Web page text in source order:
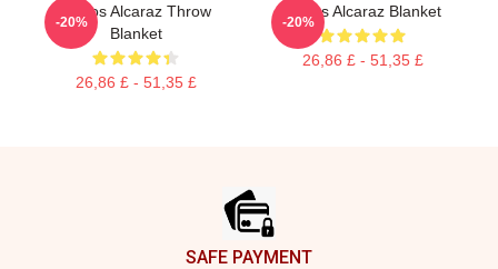
Carlos Alcaraz Throw
Blanket
26,86 £ - 51,35 £
-20%
Carlos Alcaraz Blanket
26,86 £ - 51,35 £
-20%
SAFE PAYMENT